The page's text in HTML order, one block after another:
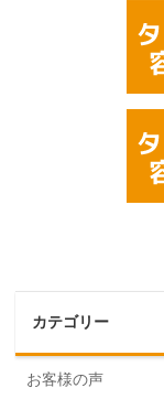
カテゴリー
お客様の声